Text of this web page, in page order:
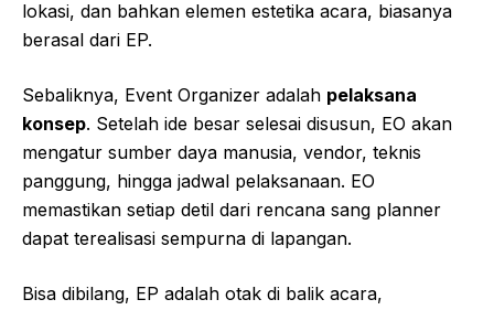
lokasi, dan bahkan elemen estetika acara, biasanya
berasal dari EP.
Sebaliknya, Event Organizer adalah pelaksana
konsep. Setelah ide besar selesai disusun, EO akan
mengatur sumber daya manusia, vendor, teknis
panggung, hingga jadwal pelaksanaan. EO
memastikan setiap detil dari rencana sang planner
dapat terealisasi sempurna di lapangan.
Bisa dibilang, EP adalah otak di balik acara,